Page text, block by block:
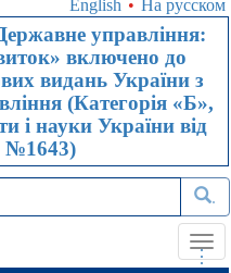
English • На русском
управління:
включено до
видань України з
(Категорія «Б»,
і науки України від
№1643)
...